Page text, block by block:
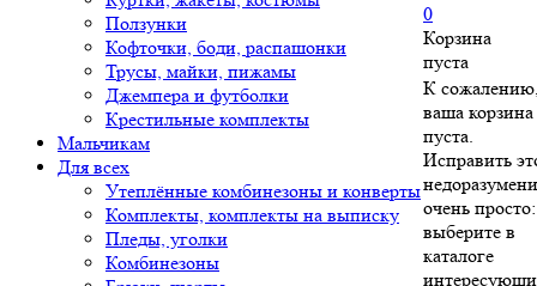
Ползунки
Кофточки, боди, распашонки
Трусы, майки, пижамы
Джемпера и футболки
Крестильные комплекты
Мальчикам
Для всех
Утеплённые комбинезоны и конверты
Комплекты, комплекты на выписку
Пледы, уголки
Комбинезоны
0
Корзина
пуста
К
ваша корзина
пуста.
Исправить
очень просто:
выберите в
каталоге